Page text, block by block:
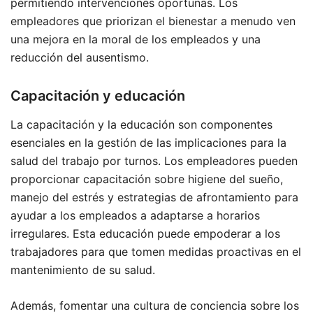
permitiendo intervenciones oportunas. Los
empleadores que priorizan el bienestar a menudo ven
una mejora en la moral de los empleados y una
reducción del ausentismo.
Capacitación y educación
La capacitación y la educación son componentes
esenciales en la gestión de las implicaciones para la
salud del trabajo por turnos. Los empleadores pueden
proporcionar capacitación sobre higiene del sueño,
manejo del estrés y estrategias de afrontamiento para
ayudar a los empleados a adaptarse a horarios
irregulares. Esta educación puede empoderar a los
trabajadores para que tomen medidas proactivas en el
mantenimiento de su salud.
Además, fomentar una cultura de conciencia sobre los